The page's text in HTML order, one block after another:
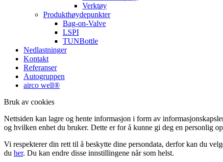
Verktøy
Produkthøydepunkter
Bag-on-Valve
LSPI
TUNBottle
Nedlastninger
Kontakt
Referanser
Autogruppen
airco well®
Bruk av cookies
Nettsiden kan lagre og hente informasjon i form av
og hvilken enhet du bruker. Dette er for å kunne gi deg en personlig
Vi respekterer din rett til å beskytte dine persondata, derfor kan du
du her. Du kan endre disse innstillingene når som helst.